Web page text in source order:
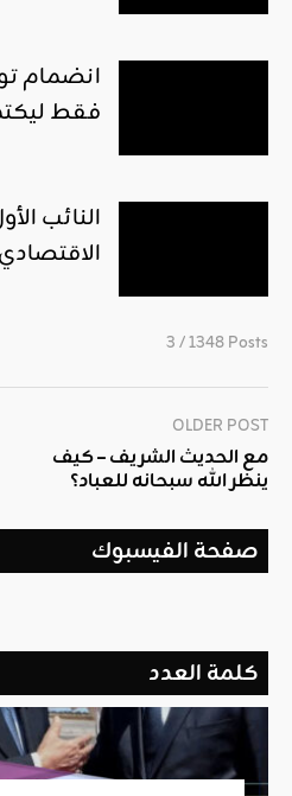
انضمام
فقط
النائب
3 / 1348 Posts
OLDER POST
مع الحديث الشريف – كيف
ينظر الله سبحانه للعباد؟
صفحة الفيسبوك
كلمة العدد